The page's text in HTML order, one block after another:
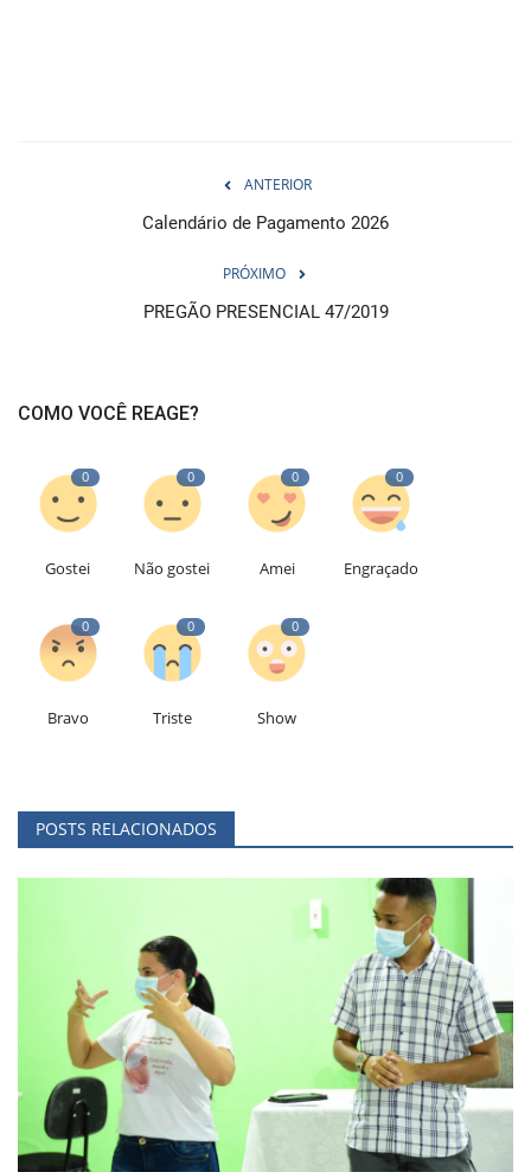
ANTERIOR
Calendário de Pagamento 2026
PRÓXIMO
PREGÃO PRESENCIAL 47/2019
COMO VOCÊ REAGE?
0
Gostei
0
Não gostei
0
Amei
0
Engraçado
0
Bravo
0
Triste
0
Show
POSTS RELACIONADOS